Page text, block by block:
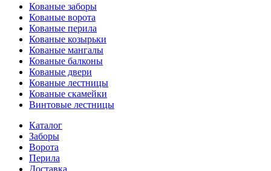
Кованые заборы
Кованые ворота
Кованые перила
Кованые козырьки
Кованые мангалы
Кованые балконы
Кованые двери
Кованые лестницы
Кованые скамейки
Винтовые лестницы
Каталог
Заборы
Ворота
Перила
Доставка